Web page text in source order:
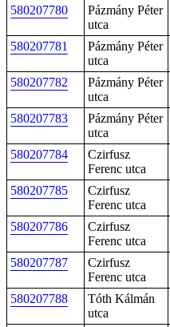
580207780
Pázmány Péter
utca
580207781
Pázmány Péter
utca
580207782
Pázmány Péter
utca
580207783
Pázmány Péter
utca
580207784
Czirfusz
Ferenc utca
580207785
Czirfusz
Ferenc utca
580207786
Czirfusz
Ferenc utca
580207787
Czirfusz
Ferenc utca
580207788
Tóth Kálmán
utca